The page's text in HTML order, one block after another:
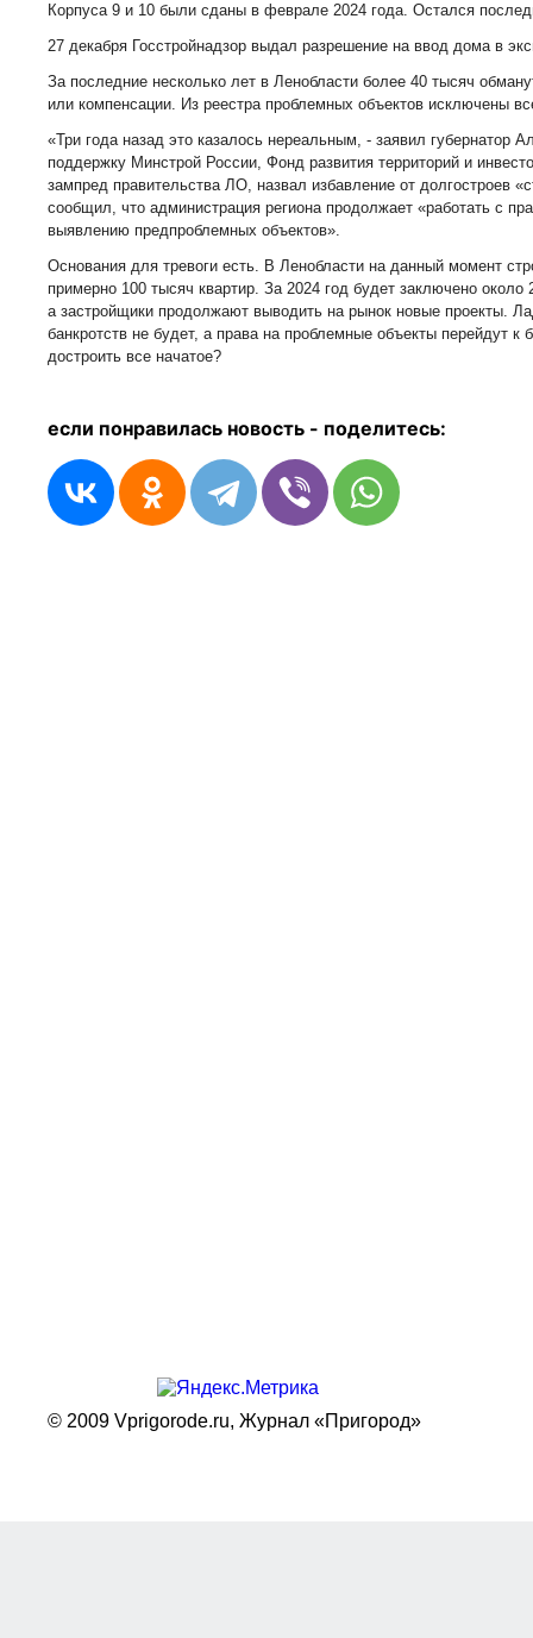
Корпуса 9 и 10 были сданы в феврале 2024 года. Остался
27 декабря Госстройнадзор выдал разрешение на ввод дома в
За последние несколько лет в Ленобласти более 40 тысяч
или компенсации. Из реестра проблемных объектов исключены
«Три года назад это казалось нереальным, - заявил губернатор
поддержку Минстрой России, Фонд развития территорий и
зампред правительства ЛО, назвал избавление от долгостроев
сообщил, что администрация региона продолжает «работать с
выявлению предпроблемных объектов».
Основания для тревоги есть. В Ленобласти на данный момент
примерно 100 тысяч квартир. За 2024 год будет заключено
а застройщики продолжают выводить на рынок новые проекты.
банкротств не будет, а права на проблемные объекты перейдут к
достроить все начатое?
если понравилась новость - поделитесь:
© 2009 Vprigorode.ru, Журнал «Пригород»